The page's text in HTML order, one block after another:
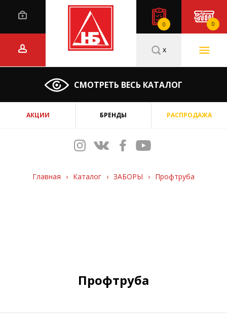
0 0
СМОТРЕТЬ ВЕСЬ КАТАЛОГ
x
АКЦИИ БРЕНДЫ РАСПРОДАЖА
Главная › Каталог › ЗАБОРЫ › Профтруба
Профтруба